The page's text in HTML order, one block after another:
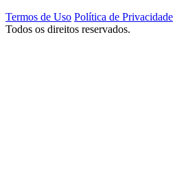
Termos de Uso Política de Privacidade
Todos os direitos reservados.